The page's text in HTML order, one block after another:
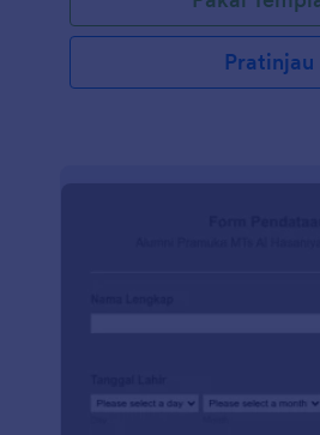
Pratinjau